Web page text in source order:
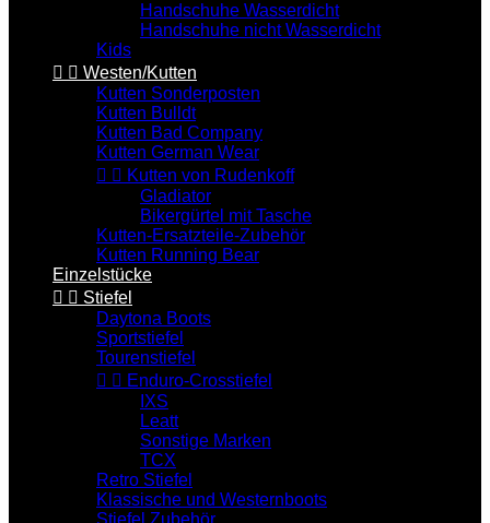
Handschuhe Wasserdicht
Handschuhe nicht Wasserdicht
Kids
  Westen/Kutten
Kutten Sonderposten
Kutten Bulldt
Kutten Bad Company
Kutten German Wear
  Kutten von Rudenkoff
Gladiator
Bikergürtel mit Tasche
Kutten-Ersatzteile-Zubehör
Kutten Running Bear
Einzelstücke
  Stiefel
Daytona Boots
Sportstiefel
Tourenstiefel
  Enduro-Crosstiefel
IXS
Leatt
Sonstige Marken
TCX
Retro Stiefel
Klassische und Westernboots
Stiefel Zubehör